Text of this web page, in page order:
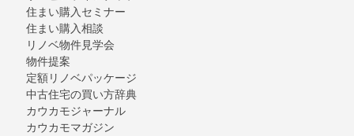
住まい購入セミナー
住まい購入相談
リノベ物件見学会
物件提案
定額リノベパッケージ
中古住宅の買い方辞典
カウカモジャーナル
カウカモマガジン